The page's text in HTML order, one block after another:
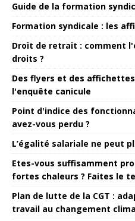
Guide de la formation
Formation syndicale : les
Droit de retrait : comment
droits ?
Des flyers et des
l'enquête canicule
Point d'indice des
avez-vous perdu ?
L’égalité salariale ne peut
Etes-vous suffisamment
fortes chaleurs ? Faites le
Plan de lutte de la CGT :
travail au changement